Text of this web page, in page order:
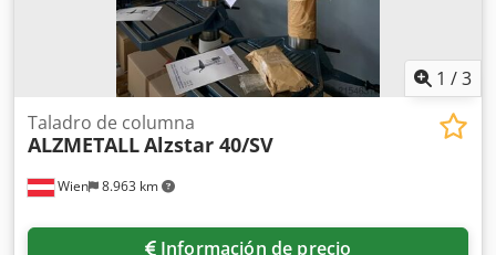
1 /3
Wien 8.963 km
Taladro de columna
ALZMETALLAlzstar 40/SV
Información de precio